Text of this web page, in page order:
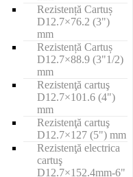
Rezistență Cartuș
D12.7×76.2 (3")
mm
Rezistență Cartuș
D12.7×88.9 (3"1/2)
mm
Rezistenţă cartuş
D12.7×101.6 (4")
mm
Rezistenţă cartuş
D12.7×127 (5") mm
Rezistenţă electrica
cartuş
D12.7×152.4mm-6"